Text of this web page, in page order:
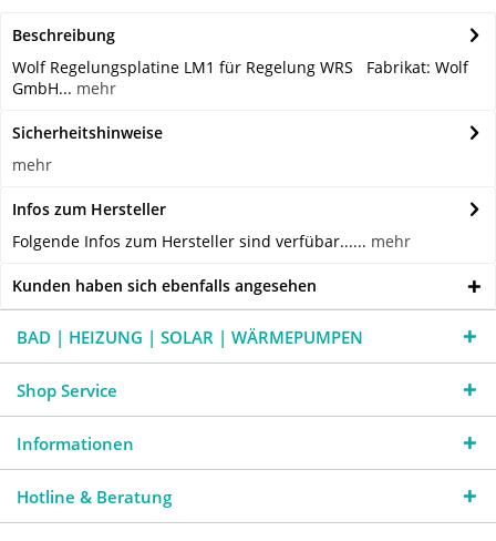
Beschreibung
Wolf Regelungsplatine LM1 für Regelung WRS Fabrikat: Wolf
GmbH... mehr
Sicherheitshinweise
mehr
Infos zum Hersteller
Folgende Infos zum Hersteller sind verfübar...... mehr
Kunden haben sich ebenfalls angesehen
BAD | HEIZUNG | SOLAR | WÄRMEPUMPEN
Shop Service
Informationen
Hotline & Beratung